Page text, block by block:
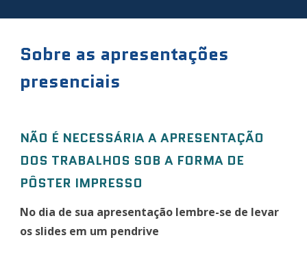
Sobre as apresentações
presenciais
NÃO É NECESSÁRIA A APRESENTAÇÃO
DOS TRABALHOS SOB A FORMA DE
PÔSTER IMPRESSO
No dia de sua apresentação lembre-se de levar
os slides em um pendrive